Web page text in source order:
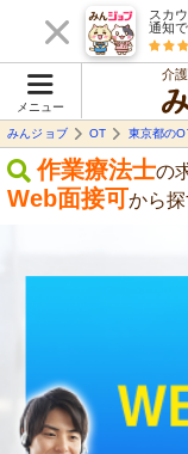
スカ
通知
メニュー
介
みんジョブ
OT 東京都の
作業療法士の
Web面接可から